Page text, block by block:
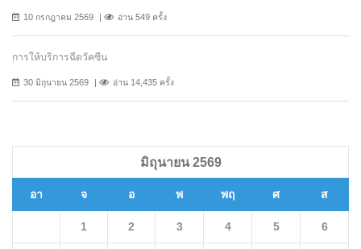
10 กรกฎาคม 2569 อ่าน 549 ครั้ง
การให้บริการฉีดวัคซีน
30 มิถุนายน 2569 อ่าน 14,435 ครั้ง
มิถุนายน 2569
อา จ อ พ พฤ ศ ส
1 2 3 4 5 6